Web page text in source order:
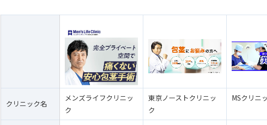
クリニック名
メンズライフクリニッ
ク
東京ノーストクリニッ
ク
MSクリニ